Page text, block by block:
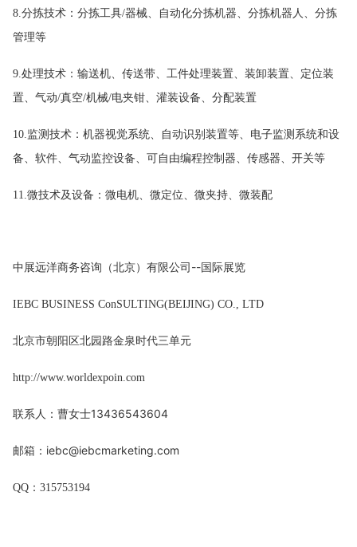
8.分拣技术：分拣工具/器械、自动化分拣机器、分拣机器人、分拣
管理等
9.处理技术：输送机、传送带、工件处理装置、装卸装置、定位装
置、气动/真空/机械/电夹钳、灌装设备、分配装置
10.监测技术：机器视觉系统、自动识别装置等、电子监测系统和设
备、软件、气动监控设备、可自由编程控制器、传感器、开关等
11.微技术及设备：微电机、微定位、微夹持、微装配
中展远洋商务咨询（北京）有限公司 --国际展览
IEBC BUSINESS ConSULTING(BEIJING) CO., LTD
北京市朝阳区北园路金泉时代三单元
http://www.worldexpoin.com
联系人：曹女士13436543604
邮箱： iebc@iebcmarketing.com
QQ：315753194